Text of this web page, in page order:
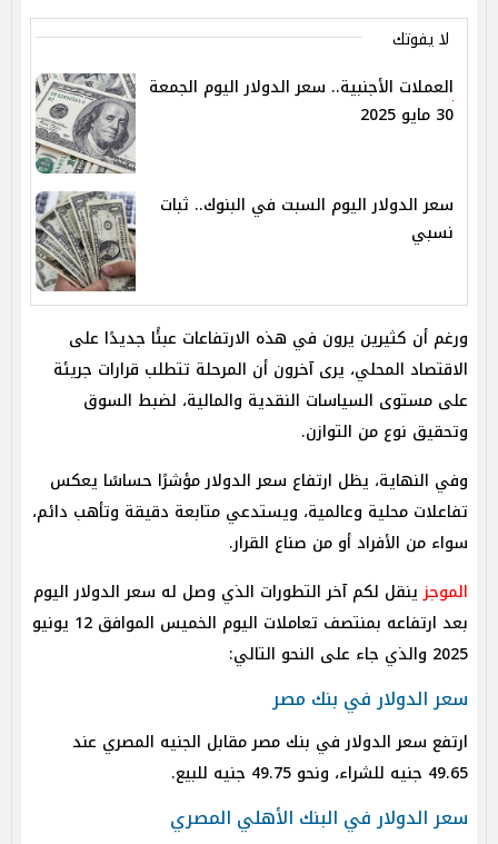
لا يفوتك
العملات الأجنبية.. سعر الدولار اليوم الجمعة
30 مايو 2025
سعر الدولار اليوم السبت في البنوك.. ثبات
نسبي
ورغم أن كثيرين يرون في هذه الارتفاعات عبئًا جديدًا على
الاقتصاد المحلي، يرى آخرون أن المرحلة تتطلب قرارات جريئة
على مستوى السياسات النقدية والمالية، لضبط السوق
وتحقيق نوع من التوازن.
وفي النهاية، يظل ارتفاع سعر الدولار مؤشرًا حساسًا يعكس
تفاعلات محلية وعالمية، ويستدعي متابعة دقيقة وتأهب دائم،
سواء من الأفراد أو من صناع القرار.
الموجزينقل لكم آخر التطورات الذي وصل له سعر الدولار اليوم
بعد ارتفاعه بمنتصف تعاملات اليوم الخميس الموافق 12 يونيو
2025 والذي جاء على النحو التالي:
سعر الدولار في بنك مصر
ارتفع سعر الدولار في بنك مصر مقابل الجنيه المصري عند
49.65 جنيه للشراء، ونحو 49.75 جنيه للبيع.
سعر الدولار في البنك الأهلي المصري